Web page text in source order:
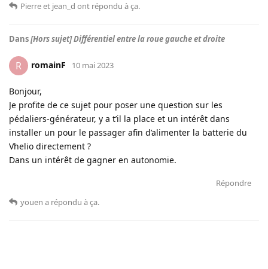
Pierreet jean_d ont répondu à ça.
Dans[Hors sujet] Différentiel entre la roue gauche et droite
R romainF 10 mai 2023
Bonjour,
Je profite de ce sujet pour poser une question sur les
pédaliers-générateur, y a t’il la place et un intérêt dans
installer un pour le passager afin d’alimenter la batterie du
Vhelio directement ?
Dans un intérêt de gagner en autonomie.
Répondre
youen a répondu à ça.